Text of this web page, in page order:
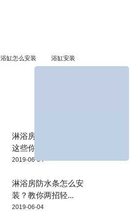
浴缸怎么安装 浴缸安装
淋浴房隔断安装，还有
这些你不知道...
2019-06-04
淋浴房防水条怎么安
装？教你两招轻...
2019-06-04